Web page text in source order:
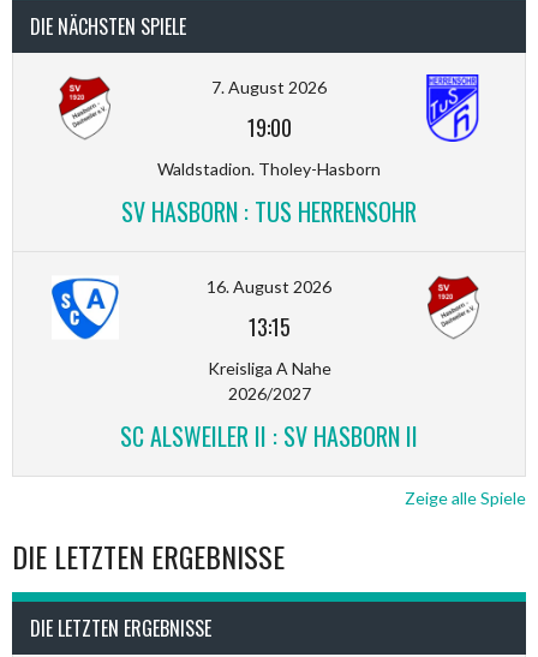
DIE NÄCHSTEN SPIELE
7. August 2026
19:00
Waldstadion. Tholey-Hasborn
SV HASBORN : TUS HERRENSOHR
16. August 2026
13:15
Kreisliga A Nahe
2026/2027
SC ALSWEILER II : SV HASBORN II
Zeige alle Spiele
DIE LETZTEN ERGEBNISSE
DIE LETZTEN ERGEBNISSE